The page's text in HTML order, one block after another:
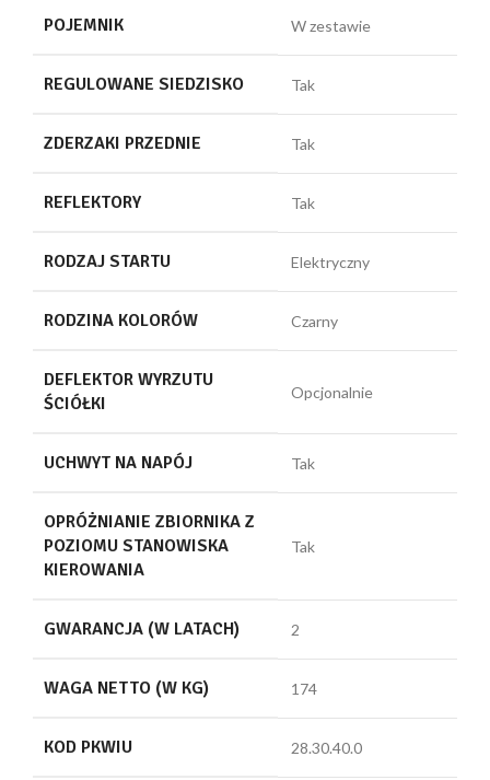
POJEMNIK W zestawie
REGULOWANE SIEDZISKO Tak
ZDERZAKI PRZEDNIE Tak
REFLEKTORY Tak
RODZAJ STARTU Elektryczny
RODZINA KOLORÓW Czarny
DEFLEKTOR WYRZUTU
ŚCIÓŁKI
Opcjonalnie
UCHWYT NA NAPÓJ Tak
OPRÓŻNIANIE ZBIORNIKA Z
POZIOMU STANOWISKA
KIEROWANIA
Tak
GWARANCJA (W LATACH) 2
WAGA NETTO (W KG) 174
KOD PKWIU 28.30.40.0